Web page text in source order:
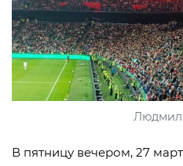
В пятницу вечером, 27